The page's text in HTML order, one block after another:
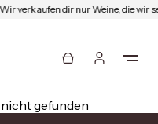
Wir verkaufen dir nur Weine, die wir
gefunden